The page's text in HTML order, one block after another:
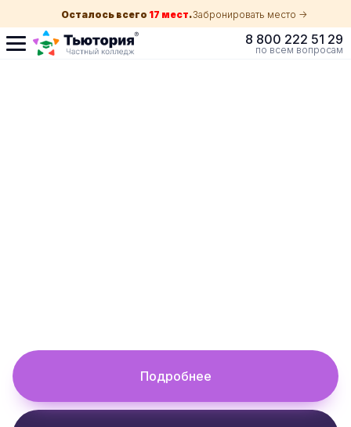
Осталось всего 17 мест.Забронировать место ->
8 800 222 51 29
по всем вопросам
Подробнее